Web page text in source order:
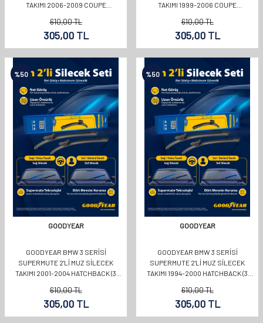
TAKIMI 2006-2009 COUPE
610,00TL
305,00TL
TAKIMI 1999-2006 COUPE
610,00TL
305,00TL
%50
GOODYEAR
GOODYEAR BMW 3 SERISI
SUPERMUTE 2'LI MUZ SILECEK
TAKIMI 2001-2004 HATCHBACK (3
610,00TL
305,00TL
%50
GOODYEAR
GOODYEAR BMW 3 SERISI
SUPERMUTE 2'LI MUZ SILECEK
TAKIMI 1994-2000 HATCHBACK (3
610,00TL
305,00TL